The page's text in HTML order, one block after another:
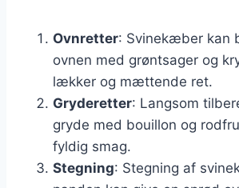
Ovnretter: Svinekæber kan
ovnen med grøntsager og
lækker og mættende ret.
Gryderetter: Langsom
gryde med bouillon og
fyldig smag.
Stegning: Stegning af